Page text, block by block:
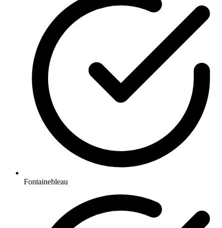
Fontainebleau